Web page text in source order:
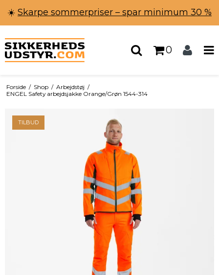
☀️ Skarpe sommerpriser – spar minimum 30 %
0
Forside / Shop / Arbejdstøj /
ENGEL Safety arbejdsjakke Orange/Grøn 1544-314
TILBUD